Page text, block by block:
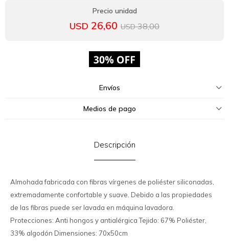
USD 26,60 USD 38,00
Envíos
Medios de pago
Descripción
Almohada fabricada con fibras vírgenes de poliéster siliconadas,
extremadamente confortable y suave. Debido a las propiedades
de las fibras puede ser lavada en máquina lavadora.
Protecciones: Anti hongos y antialérgica Tejido: 67% Poliéster,
33% algodón Dimensiones: 70x50cm